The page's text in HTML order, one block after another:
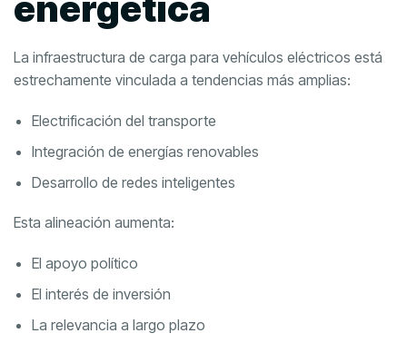
energética
La infraestructura de carga para vehículos eléctricos está
estrechamente vinculada a tendencias más amplias:
Electrificación del transporte
Integración de energías renovables
Desarrollo de redes inteligentes
Esta alineación aumenta:
El apoyo político
El interés de inversión
La relevancia a largo plazo